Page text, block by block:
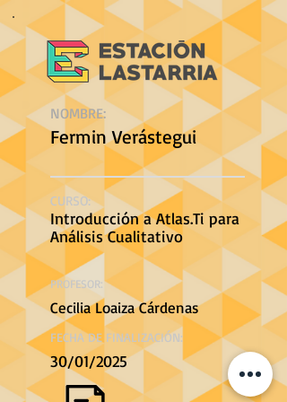
NOMBRE:
Fermin Verástegui
CURSO:
Introducción a Atlas.Ti para
Análisis Cualitativo
PROFESOR:
Cecilia Loaiza Cárdenas
FECHA DE FINALIZACIÓN:
30/01/2025